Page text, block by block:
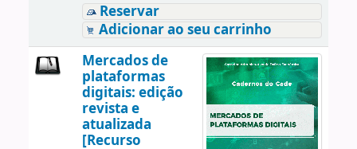
Reservar
Adicionar ao seu carrinho
Mercados de
plataformas
digitais: edição
revista e
atualizada
[Recurso